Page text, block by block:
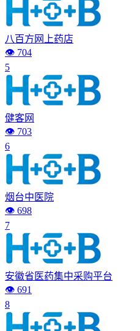
八百方网上药店
👁️ 704
5
健客网
👁️ 703
6
烟台中医院
👁️ 698
7
安徽省医药集中采购平台
👁️ 691
8